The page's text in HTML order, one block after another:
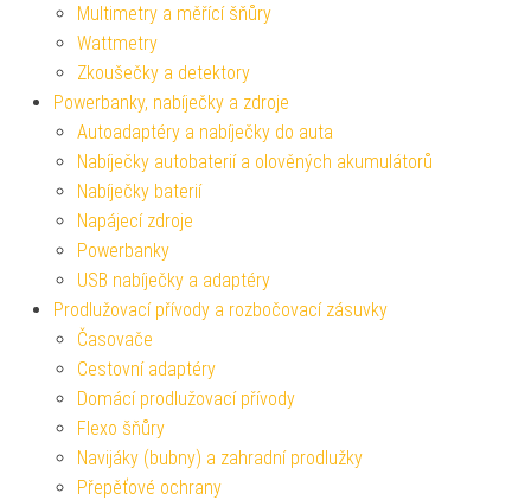
Multimetry a měřící šňůry
Wattmetry
Zkoušečky a detektory
Powerbanky, nabíječky a zdroje
Autoadaptéry a nabíječky do auta
Nabíječky autobaterií a olověných akumulátorů
Nabíječky baterií
Napájecí zdroje
Powerbanky
USB nabíječky a adaptéry
Prodlužovací přívody a rozbočovací zásuvky
Časovače
Cestovní adaptéry
Domácí prodlužovací přívody
Flexo šňůry
Navijáky (bubny) a zahradní prodlužky
Přepěťové ochrany